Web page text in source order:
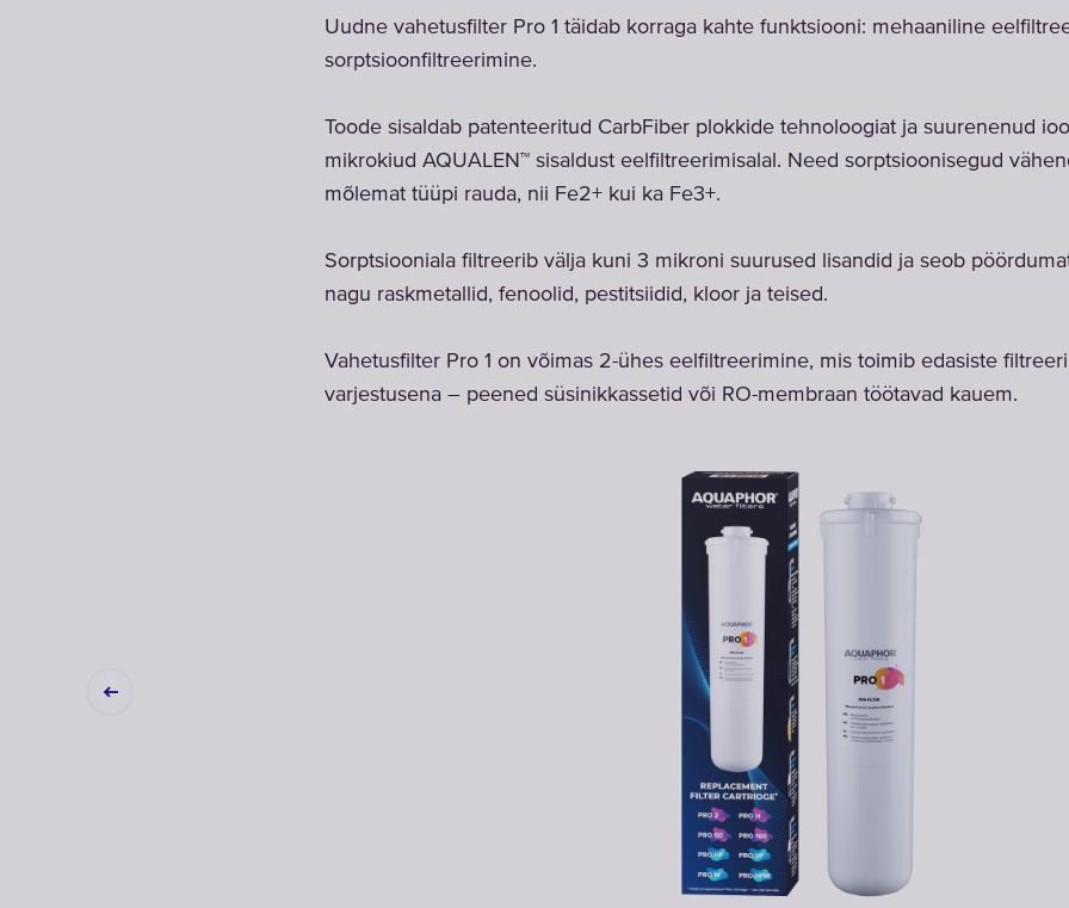
Uudne vahetusfilter Pro 1 täidab korraga kahte funktsiooni: mehaaniline
sorptsioonfiltreerimine.
Toode sisaldab patenteeritud CarbFiber plokkide tehnoloogiat ja suurenenud
mikrokiud AQUALEN™ sisaldust eelfiltreerimisalal. Need sorptsioonisegud
mõlemat tüüpi rauda, nii Fe2+ kui ka Fe3+.
Sorptsiooniala filtreerib välja kuni 3 mikroni suurused lisandid ja seob
nagu raskmetallid, fenoolid, pestitsiidid, kloor ja teised.
Vahetusfilter Pro 1 on võimas 2-ühes eelfiltreerimine, mis toimib edasiste
varjestusena – peened süsinikkassetid või RO-membraan töötavad kauem.